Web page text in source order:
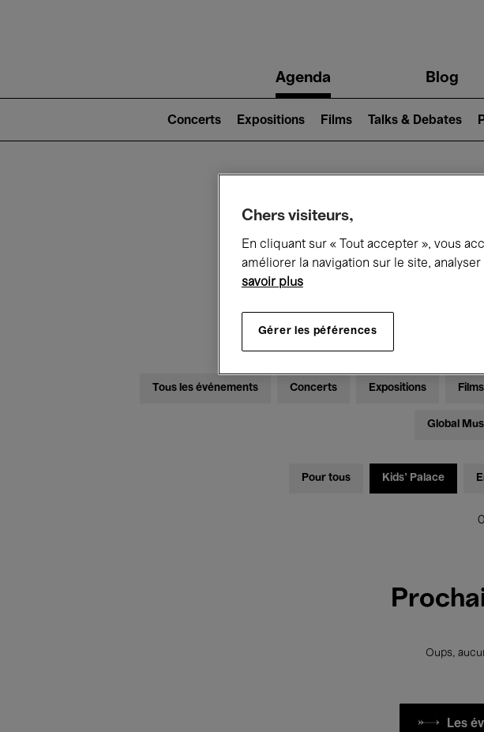
navigationAgenda Blog
2)
Concerts Expositions Films Talks & Debates
Ce qui se
Tous les événements Concerts Expositions Films
Global
Pour tous Kids’ Palace
Oups,
Les
Chers visiteurs,
En cliquant sur « Tout accepter », vous
améliorer la navigation sur le site,
savoir plus
Gérer les péférences